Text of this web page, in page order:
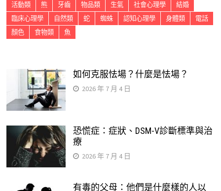
活動類
熊 牙齒 物品類 生氣 社會心理學
結婚
臨床心理學
自然類 蛇 蜘蛛 認知心理學 身體類
電話
顏色
食物類 魚
如何克服怯場？什麼是怯場？
2026 年 7 月 4 日
恐慌症：症狀、DSM-V診斷標準與治
療
2026 年 7 月 4 日
有毒的父母：他們是什麼樣的人以